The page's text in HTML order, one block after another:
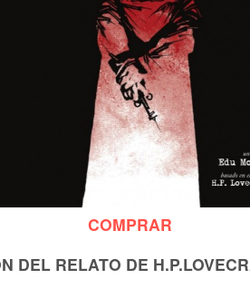
COMPRAR
DEL RELATO DE